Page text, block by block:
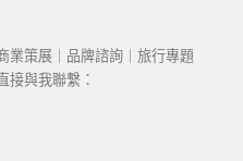
業策展｜品牌諮詢｜旅行專題
接與我聯繫：